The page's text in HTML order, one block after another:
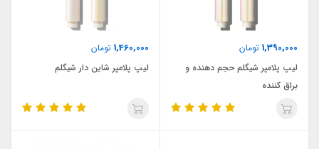
1,390,000 تومان
لیپ پلامپر شیگلم حجم دهنده و
براق کننده
1,460,000 تومان
لیپ پلامپر شاین دار شیگلم